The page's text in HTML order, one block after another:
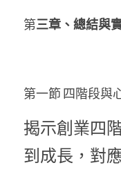
第三章、總結與
第一節 四階段與
揭示創業四
到成長，對